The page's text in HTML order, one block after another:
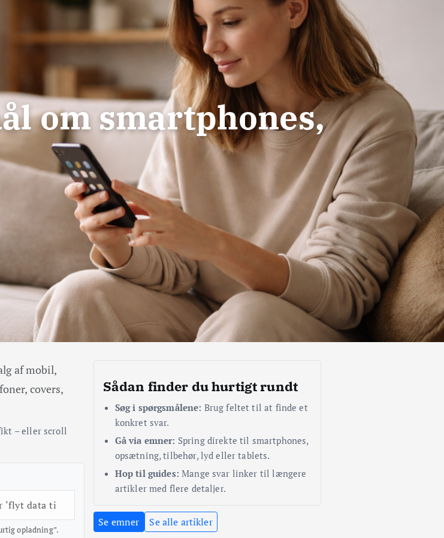
om smartphones,
af mobil,
covers,
– eller scroll
opladning”.
Sådan finder du hurtigt rundt
Søg i spørgsmålene: Brug feltet til at finde et
konkret svar.
Gå via emner: Spring direkte til smartphones,
opsætning, tilbehør, lyd eller tablets.
Hop til guides: Mange svar linker til længere
artikler med flere detaljer.
Se emner Se alle artikler